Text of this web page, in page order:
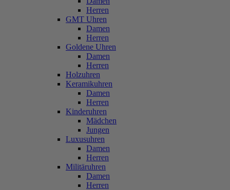
Herren
GMT Uhren
Damen
Herren
Goldene Uhren
Damen
Herren
Holzuhren
Keramikuhren
Damen
Herren
Kinderuhren
Mädchen
Jungen
Luxusuhren
Damen
Herren
Militäruhren
Damen
Herren